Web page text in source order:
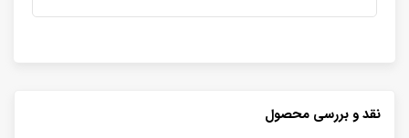
نقد و بررسی محصول